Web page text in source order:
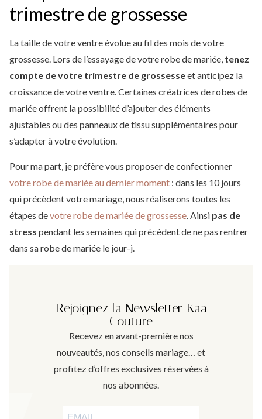
trimestre de grossesse
La taille de votre ventre évolue au fil des mois de votre
grossesse. Lors de l’essayage de votre robe de mariée, tenez
compte de votre trimestre de grossesseet anticipez la
croissance de votre ventre. Certaines créatrices de robes de
mariée offrent la possibilité d’ajouter des éléments
ajustables ou des panneaux de tissu supplémentaires pour
s’adapter à votre évolution.
Pour ma part, je préfère vous proposer de confectionner
votre robe de mariée au dernier moment : dans les 10 jours
qui précèdent votre mariage, nous réaliserons toutes les
étapes devotre robe de mariée de grossesse. Ainsi pas de
stress pendant les semaines qui précèdent de ne pas rentrer
dans sa robe de mariée le jour-j.
Rejoignez la Newsletter Kaa
Couture
Recevez en avant-première nos
nouveautés, nos conseils mariage… et
profitez d’offres exclusives réservées à
nos abonnées.